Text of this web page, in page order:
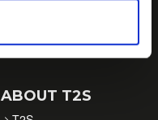
ABOUT T2S